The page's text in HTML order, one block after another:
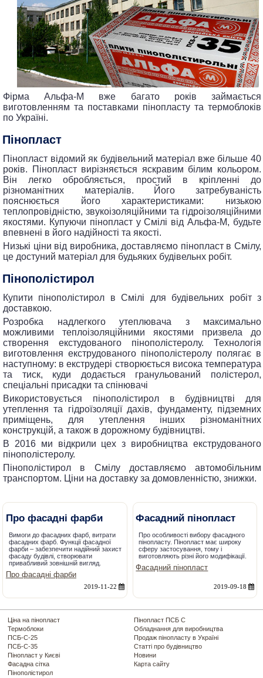
Фірма Альфа-М вже багато років займається
виготовленням та поставками пінопласту та термоблоків
по Україні.
Пінопласт
Пінопласт відомий як будівельний матеріал вже більше 40
років. Пінопласт вирізняється яскравим білим кольором.
Він легко обробляється, простий в кріпленні до
різноманітних матеріалів. Його затребуваність
пояснюється його характеристиками: низькою
теплопровідністю, звукоізоляційними та гідроізоляційними
якостями. Купуючи пінопласт у Смілі від Альфа-М, будьте
впевнені в його надійності та якості.
Низькі ціни від виробника, доставляємо пінопласт в Смілу,
це достуний матеріал для будьяких будівельнх робіт.
пінополістирол
Купити пінополістирол в Смілі для будівельних робіт з
доставкою.
Розробка надлегкого утеплювача з максимально
можливими теплоізоляційними якостями призвела до
створення екстудованого пінополістеролу. Технологія
виготовлення екструдованого пінополістеролу полягає в
наступному: в екструдері створюється висока температура
та тиск, куди додається гранульований полістерол,
спеціальні присадки та спінювачі
Використовується пінополістирол в будівництві для
утеплення та гідроїзоляції дахів, фундаменту, підземних
приміщень, для утеплення інших різноманітних
конструкцій, а також в дорожному будівництві.
В 2016 ми відкрили цех з виробництва екструдованого
пінополістеролу.
пінополістирол в Смілу доставляємо автомобільним
транспортом. Ціни на доставку за домовленністю, знижки.
Про фасадні фарби
Вимоги до фасадних фарб, витрати
фасадних фарб. Функції фасадної
фарби – забезпечити надійний захист
фасаду будівлі, створювати
привабливий зовнішній вигляд.
Про фасадні фарби
2019-11-22
Фасадний пінопласт
Про особливості вибору фасадного
пінопласту. Пінопласт має широку
сферу застосування, тому і
виготовляють різні його модифікації.
Фасадний пінопласт
2019-09-18
Ціна на пінопласт
Термоблоки
ПСБ-С-25
ПСБ-С-35
Пінопласт у Києві
Фасадна сітка
Пінополістирол
Пінопласт ПСБ С
Обладнання для виробництва
Продаж пінопласту в Україні
Статті про будівництво
Новини
Карта сайту